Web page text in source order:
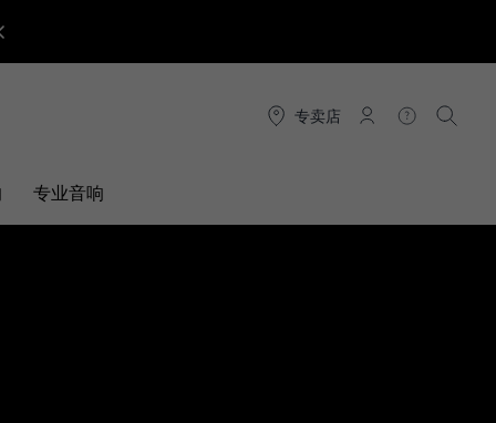
专卖店
连接 帮助 搜索
专业音响